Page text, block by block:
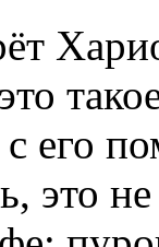
с его
это